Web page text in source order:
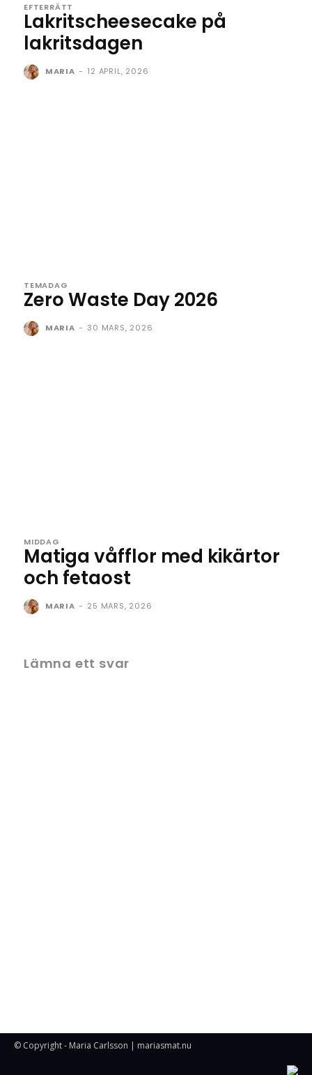
EFTERRÄTT
Lakritscheesecake på
lakritsdagen
MARIA - 12 APRIL, 2026
TEMADAG
Zero Waste Day 2026
MARIA - 30 MARS, 2026
MIDDAG
Matiga våfflor med kikärtor
och fetaost
MARIA - 25 MARS, 2026
Lämna ett svar
© Copyright - Maria Carlsson | mariasmat.nu